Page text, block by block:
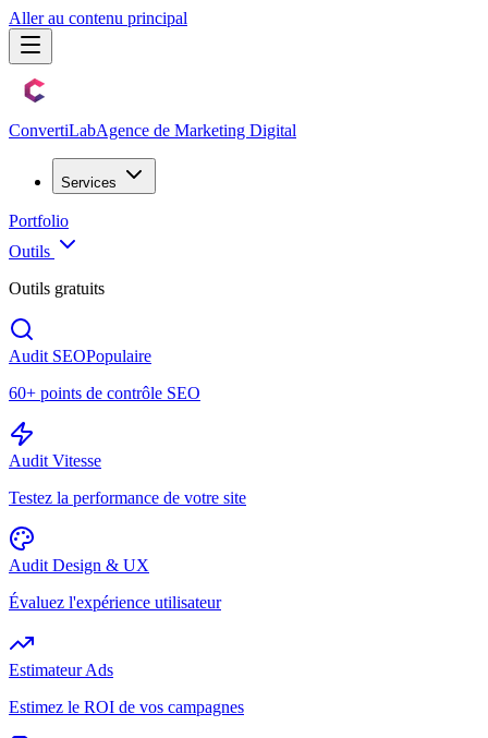
Aller au contenu principal
ConvertiLabAgence de Marketing Digital
Services
Portfolio
Outils
Outils gratuits
Audit SEOPopulaire
60+ points de contrôle SEO
Audit Vitesse
Testez la performance de votre site
Audit Design & UX
Évaluez l'expérience utilisateur
Estimateur Ads
Estimez le ROI de vos campagnes